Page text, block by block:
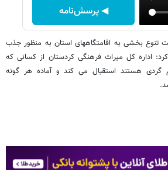
◀ پرسش‌نامه
تنوع بخشی به اقامتگاههای استان به منظور جذب
اداره کل میراث فرهنگی کردستان از کسانی که
گردی هستند استقبال می کند و آماده هر گونه